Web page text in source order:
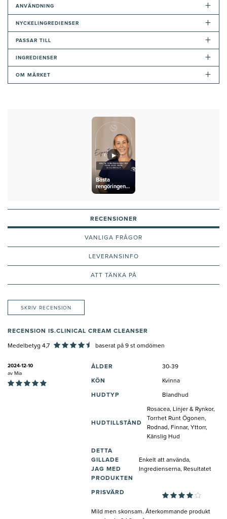
ANVÄNDNING +
NYCKELINGREDIENSER +
PASSAR TILL +
INGREDIENSER +
OM MÄRKET +
Bästa
rengöringen
för torr hud
RECENSIONER
VANLIGA FRÅGOR
LEVERANSINFO
ATT TÄNKA PÅ
SKRIV RECENSION
RECENSION IS.CLINICAL CREAM CLEANSER
Medelbetyg 4,7 baserat på 9 st omdömen
2024-12-10
av Mia
ÅLDER 30-39
KÖN Kvinna
HUDTYP Blandhud
HUDTILLSTÅND
Rosacea, Linjer & Rynkor,
Torrhet Runt Ögonen,
Rodnad, Finnar, Yttorr,
Känslig Hud
DETTA
GILLADE
JAG MED
PRODUKTEN
Enkelt att använda,
Ingredienserna, Resultatet
PRISVÄRD
Mild men skonsam. Återkommande produkt